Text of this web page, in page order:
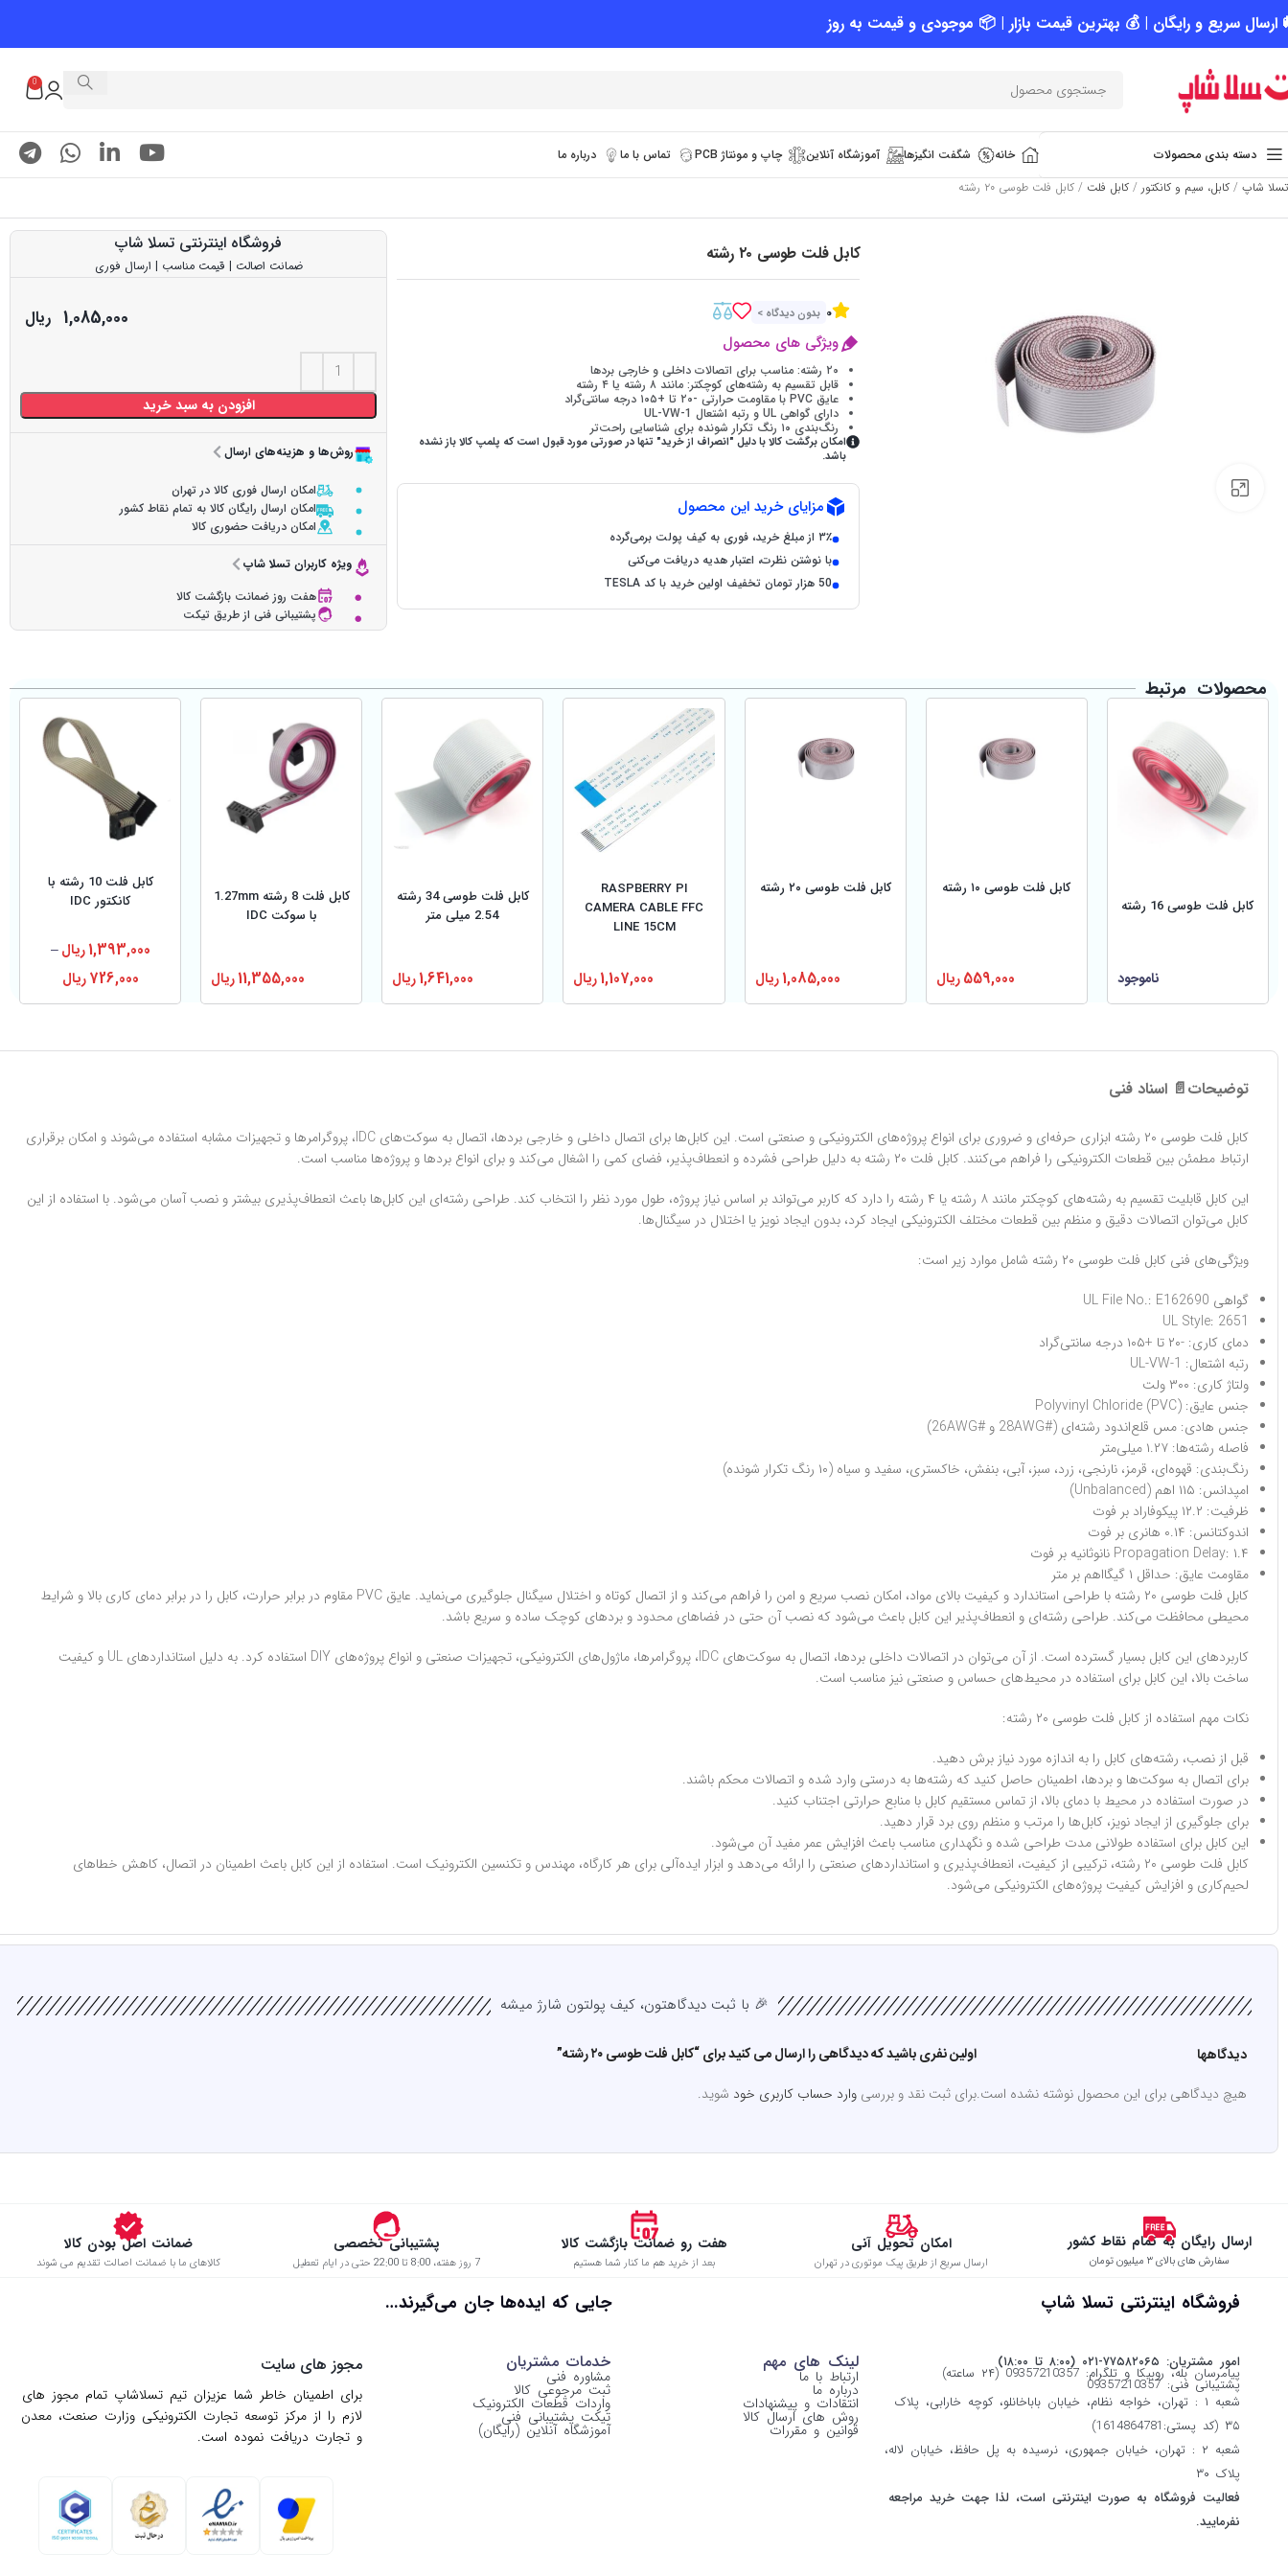
ارسال سریع و رایگان | 💰 بهترین قیمت بازار | 📦 موجودی و قیمت به روز
0
دسته بندی محصولات خانه شگفت انگیزها آموزشگاه آنلاین چاپ و مونتاژ PCB تماس با ما
درباره ما
تسلا شاپ / کابل، سیم و کانکتور / کابل فلت / کابل فلت طوسی ۲۰ رشته
کابل فلت طوسی ۲۰ رشته
0 بدون دیدگاه >
ویژگی های محصول
۲۰ رشته: مناسب برای اتصالات داخلی و خارجی بردها
قابل تقسیم به رشته‌های کوچکتر: مانند ۸ رشته یا ۴ رشته
عایق PVC با مقاومت حرارتی -۲۰ تا +۱۰۵ درجه سانتی‌گراد
دارای گواهی UL و رتبه اشتعال UL-VW-1
رنگ‌بندی ۱۰ رنگ تکرار شونده برای شناسایی راحت‌تر
امکان برگشت کالا با دلیل "انصراف از خرید" تنها در صورتی مورد قبول است که پلمپ کالا باز نشده
باشد.
مزایای خرید این محصول
۳٪ از مبلغ خرید، فوری به کیف پولت برمی‌گرده
با نوشتن نظرت، اعتبار هدیه دریافت می‌کنی
50 هزار تومان تخفیف اولین خرید با کد TESLA
فروشگاه اینترنتی تسلا شاپ
ضمانت اصالت | قیمت مناسب | ارسال فوری
1,085,000 ریال
افزودن به سبد خرید
روش‌ها و هزینه‌های ارسال
امکان ارسال فوری کالا در تهران
امکان ارسال رایگان کالا به تمام نقاط کشور
امکان دریافت حضوری کالا
ویژه کاربران تسلا شاپ
هفت روز ضمانت بازگشت کالا
پشتیبانی فنی از طریق تیکت
محصولات مرتبط
کابل فلت طوسی 16 رشته
ناموجود
کابل فلت طوسی ۱۰ رشته
559,000ریال
کابل فلت طوسی ۲۰ رشته
1,085,000ریال
RASPBERRY PI
CAMERA CABLE FFC
LINE 15CM
1,107,000ریال
کابل فلت طوسی 34 رشته
2.54 میلی متر
1,641,000ریال
کابل فلت 8 رشته 1.27mm
با سوکت IDC
11,355,000ریال
کابل فلت 10 رشته با
کانکتور IDC
1,393,000ریال–
726,000ریال
توضیحات📄 اسناد فنی
کابل فلت طوسی ۲۰ رشته ابزاری حرفه‌ای و ضروری برای انواع پروژه‌های الکترونیکی و صنعتی است. این کابل‌ها برای اتصال داخلی و خارجی بردها، اتصال به سوکت‌های IDC، پروگرامرها و تجهیزات مشابه استفاده می‌شوند و امکان برقراری
ارتباط مطمئن بین قطعات الکترونیکی را فراهم می‌کنند. کابل فلت ۲۰ رشته به دلیل طراحی فشرده و انعطاف‌پذیر، فضای کمی را اشغال می‌کند و برای انواع بردها و پروژه‌ها مناسب است.
این کابل قابلیت تقسیم به رشته‌های کوچکتر مانند ۸ رشته یا ۴ رشته را دارد که کاربر می‌تواند بر اساس نیاز پروژه، طول مورد نظر را انتخاب کند. طراحی رشته‌ای این کابل‌ها باعث انعطاف‌پذیری بیشتر و نصب آسان می‌شود. با استفاده از این
کابل می‌توان اتصالات دقیق و منظم بین قطعات مختلف الکترونیکی ایجاد کرد، بدون ایجاد نویز یا اختلال در سیگنال‌ها.
ویژگی‌های فنی کابل فلت طوسی ۲۰ رشته شامل موارد زیر است:
گواهی UL File No.: E162690
UL Style: 2651
دمای کاری: -۲۰ تا +۱۰۵ درجه سانتی‌گراد
رتبه اشتعال: UL-VW-1
ولتاژ کاری: ۳۰۰ ولت
جنس عایق: Polyvinyl Chloride (PVC)
جنس هادی: مس قلع‌اندود رشته‌ای (#28AWG و #26AWG)
فاصله رشته‌ها: ۱.۲۷ میلی‌متر
رنگ‌بندی: قهوه‌ای، قرمز، نارنجی، زرد، سبز، آبی، بنفش، خاکستری، سفید و سیاه (۱۰ رنگ تکرار شونده)
امپدانس: ۱۱۵ اهم (Unbalanced)
ظرفیت: ۱۲.۲ پیکوفاراد بر فوت
اندوکتانس: ۰.۱۴ هانری بر فوت
Propagation Delay: ۱.۴ نانوثانیه بر فوت
مقاومت عایق: حداقل ۱ گیگااهم بر متر
کابل فلت طوسی ۲۰ رشته با طراحی استاندارد و کیفیت بالای مواد، امکان نصب سریع و امن را فراهم می‌کند و از اتصال کوتاه و اختلال سیگنال جلوگیری می‌نماید. عایق PVC مقاوم در برابر حرارت، کابل را در برابر دمای کاری بالا و شرایط
محیطی محافظت می‌کند. طراحی رشته‌ای و انعطاف‌پذیر این کابل باعث می‌شود که نصب آن حتی در فضاهای محدود و بردهای کوچک ساده و سریع باشد.
کاربردهای این کابل بسیار گسترده است. از آن می‌توان در اتصالات داخلی بردها، اتصال به سوکت‌های IDC، پروگرامرها، ماژول‌های الکترونیکی، تجهیزات صنعتی و انواع پروژه‌های DIY استفاده کرد. به دلیل استانداردهای UL و کیفیت
ساخت بالا، این کابل برای استفاده در محیط‌های حساس و صنعتی نیز مناسب است.
نکات مهم استفاده از کابل فلت طوسی ۲۰ رشته:
قبل از نصب، رشته‌های کابل را به اندازه مورد نیاز برش دهید.
برای اتصال به سوکت‌ها و بردها، اطمینان حاصل کنید که رشته‌ها به درستی وارد شده و اتصالات محکم باشند.
در صورت استفاده در محیط با دمای بالا، از تماس مستقیم کابل با منابع حرارتی اجتناب کنید.
برای جلوگیری از ایجاد نویز، کابل‌ها را مرتب و منظم روی برد قرار دهید.
این کابل برای استفاده طولانی مدت طراحی شده و نگهداری مناسب باعث افزایش عمر مفید آن می‌شود.
کابل فلت طوسی ۲۰ رشته، ترکیبی از کیفیت، انعطاف‌پذیری و استانداردهای صنعتی را ارائه می‌دهد و ابزار ایده‌آلی برای هر کارگاه، مهندس و تکنسین الکترونیک است. استفاده از این کابل باعث اطمینان در اتصال، کاهش خطاهای
لحیم‌کاری و افزایش کیفیت پروژه‌های الکترونیکی می‌شود.
🎉 با ثبت دیدگاهتون، کیف پولتون شارژ میشه
دیدگاهها
هیچ دیدگاهی برای این محصول نوشته نشده است.
اولین نفری باشید که دیدگاهی را ارسال می کنید برای “کابل فلت طوسی ۲۰ رشته”
برای ثبت نقد و بررسی وارد حساب کاربری خود شوید.
ارسال رایگان به تمام نقاط کشور
سفارش های بالای ۳ میلیون تومان
امکان تحویل آنی
ارسال سریع از طریق پیک موتوری در تهران
هفت رو ضمانت بازگشت کالا
بعد از خرید هم ما کنار شما هستیم
پشتیبانی تخصصی
7 روز هفته، 8:00 تا 22:00 حتی در ایام تعطیل
ضمانت اصل بودن کالا
کالاهای ما با ضمانت اصالت تقدیم می شوند
فروشگاه اینترنتی تسلا شاپ جایی که ایده‌ها جان می‌گیرند…
امور مشتریان: ۷۷۵۸۲۰۶۵-۰۲۱ (۸:۰۰ تا ۱۸:۰۰)
پیامرسان بله، روبیکا و تلگرام: 09357210357 (۲۴ ساعته)
پشتیبانی فنی: 09357210357
شعبه ۱ : تهران، خواجه نظام، خیابان باباخانلو، کوچه خارابی، پلاک
۳۵ (کد پستی:1614864781)
شعبه ۲ : تهران، خیابان جمهوری، نرسیده به پل حافظ، خیابان لاله،
پلاک ۳۰
فعالیت فروشگاه به صورت اینترنتی است، لذا جهت خرید مراجعه
نفرمایید.
لینک های مهم
ارتباط با ما
درباره ما
انتقادات و پیشنهادات
روش های ارسال کالا
قوانین و مقررات
خدمات مشتریان
مشاوره فنی
ثبت مرجوعی کالا
واردات قطعات الکترونیک
تیکت پشتیبانی فنی
آموزشگاه آنلاین (رایگان)
مجوز های سایت
برای اطمینان خاطر شما عزیزان تیم تسلاشاپ تمام مجوز های
لازم را از مركز توسعه تجارت الكترونیكی وزارت صنعت، معدن
و تجارت دریافت نموده است.